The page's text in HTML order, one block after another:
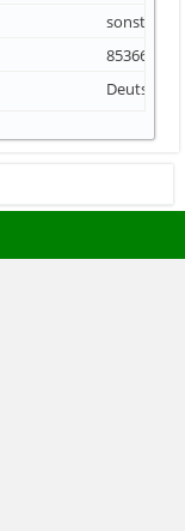
sonstige
85366990